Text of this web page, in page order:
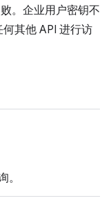
。企业用户密钥不
其他 API 进行访
。